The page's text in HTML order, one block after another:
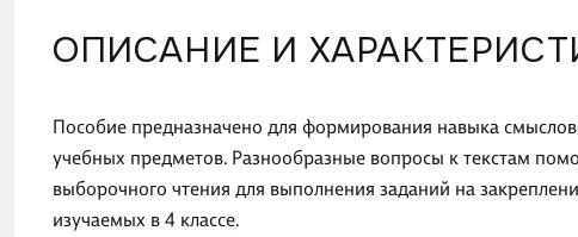
ОПИСАНИЕ И
Пособие предназначено для формирования навыка
учебных предметов. Разнообразные вопросы к текстам
выборочного чтения для выполнения заданий на
изучаемых в 4 классе.